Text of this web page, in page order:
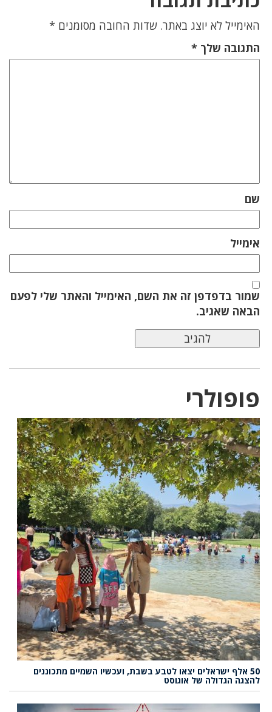
האימייל לא יוצג באתר. שדות החובה מסומנים *
התגובה שלך *
שם
אימייל
שמור בדפדפן זה את השם, האימייל והאתר שלי לפעם
הבאה שאגיב.
פופולרי
50 אלף ישראלים יצאו לטבע בשבת, ועכשיו השמיים מתכוננים
להצגה הגדולה של אוגוסט